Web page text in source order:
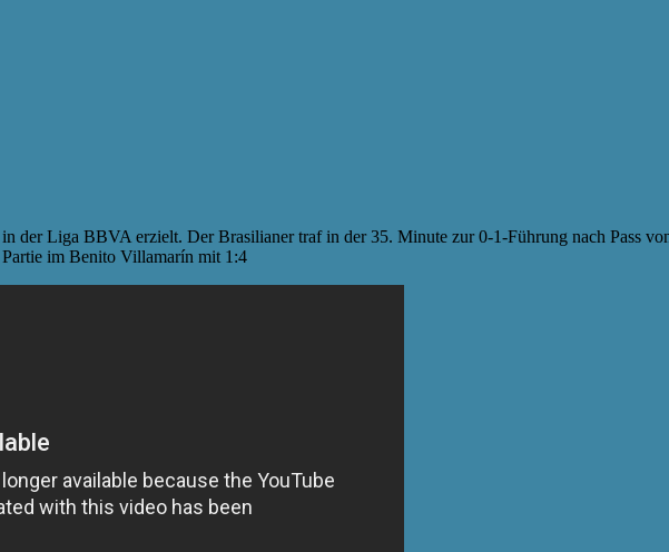
der Liga BBVA erzielt. Der Brasilianer traf in der 35. Minute zur 0-1-Führung nach Pass
im Benito Villamarín mit 1:4